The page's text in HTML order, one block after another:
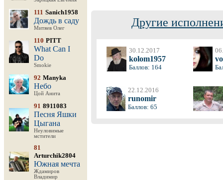
111 Sanich1958
Дождь в саду
Митяев Олег
110 PITT
What Can I
Do
Smokie
92 Manyka
Небо
Цой Анита
91 8911083
Песня Яшки
Цыгана
Неуловимые
мстители
81
Arturchik2804
Южная мечта
Ждамиров
Владимир
Другие
30.12.2017
kolom1957
Баллов: 164
22.12.2016
runomir
Баллов: 65